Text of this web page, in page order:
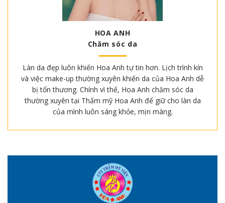
HOA ANH
Chăm sóc da
Làn da đẹp luôn khiến Hoa Anh tự tin hơn. Lịch trình kín
và việc make-up thường xuyên khiến da của Hoa Anh dễ
bị tổn thương. Chính vì thế, Hoa Anh chăm sóc da
thường xuyên tại Thẩm mỹ Hoa Anh để giữ cho làn da
của mình luôn sáng khỏe, mịn màng.